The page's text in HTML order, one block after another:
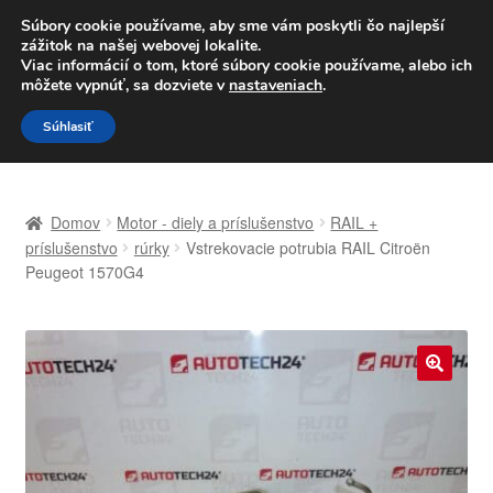
DOPRAVA od 6 EUR
Po–Pi 09:00–16:00 233 221 276
Preskočiť
na
navigáciu
Preskočiť
na
obsah
Celosvetová preprava
Kontakt
Môj účet
Domov Motor - diely a príslušenstvo
RAIL +
príslušenstvo
rúrky
Vstrekovacie potrubia RAIL Citroën
Peugeot 1570G4
Súbory cookie používame, aby sme vám poskytli čo najlepší
zážitok na našej webovej lokalite.
Viac informácií o tom, ktoré súbory cookie používame, alebo ich
môžete vypnúť, sa dozviete v nastaveniach.
Súhlasiť